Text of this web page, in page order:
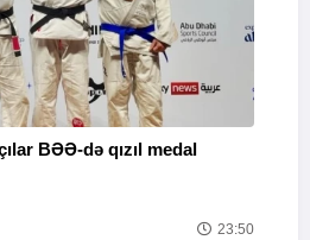
BƏƏ-də qızıl medal
23:50